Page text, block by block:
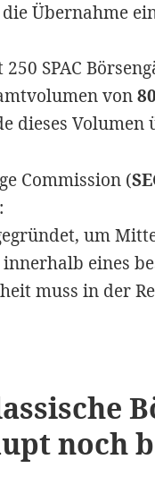
Übernahme
SPAC
von
dieses Volumen
Commission (
um
eines
muss in der
noch